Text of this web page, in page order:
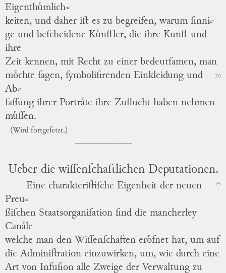
Eigenthuͤmlich⸗
keiten, und daher iſt es zu begreifen, warum ſinni⸗
ge und beſcheidene Kuͤnſtler, die ihre Kunſt und
ihre
Zeit kennen, mit Recht zu einer bedeutſamen, man
70
moͤchte ſagen, ſymboliſirenden Einkleidung und
Ab⸗
faſſung ihrer Portraͤte ihre Zuflucht haben nehmen
muͤſſen.
(Wird fortgeſetzt.)
Ueber die wiſſenſchaftlichen Deputationen.
75
Eine charakteriſtiſche Eigenheit der neuen
Preu⸗
ßiſchen Staatsorganiſation ſind die mancherley
Canaͤle
welche man den Wiſſenſchaften eroͤfnet hat, um auf
die Adminiſtration einzuwirken, um, wie durch eine
Art von Infuſion alle Zweige der Verwaltung zu